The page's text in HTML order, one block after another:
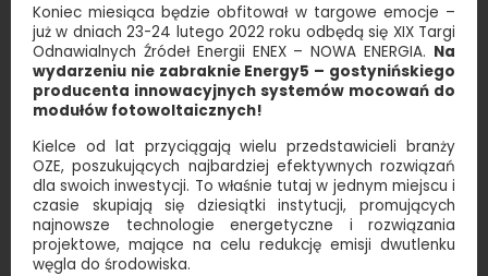
Koniec miesiąca będzie obfitował w targowe emocje –
już w dniach 23-24 lutego 2022 roku odbędą się XIX Targi
Odnawialnych Źródeł Energii ENEX – NOWA ENERGIA. Na
wydarzeniu nie zabraknie Energy5 – gostynińskiego
producenta innowacyjnych systemów mocowań do
modułów fotowoltaicznych!
Kielce od lat przyciągają wielu przedstawicieli branży
OZE, poszukujących najbardziej efektywnych rozwiązań
dla swoich inwestycji. To właśnie tutaj w jednym miejscu i
czasie skupiają się dziesiątki instytucji, promujących
najnowsze technologie energetyczne i rozwiązania
projektowe, mające na celu redukcję emisji dwutlenku
węgla do środowiska.